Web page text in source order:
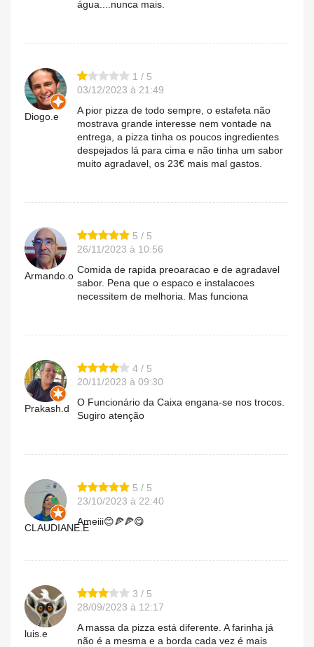
água....nunca mais.
Diogo.e
1 / 5
03/12/2023 à 21:49
A pior pizza de todo sempre, o estafeta não
mostrava grande interesse nem vontade na
entrega, a pizza tinha os poucos ingredientes
despejados lá para cima e não tinha um sabor
muito agradavel, os 23€ mais mal gastos.
Armando.o
5 / 5
26/11/2023 à 10:56
Comida de rapida preoaracao e de agradavel
sabor. Pena que o espaco e instalacoes
necessitem de melhoria. Mas funciona
Prakash.d
4 / 5
20/11/2023 à 09:30
O Funcionário da Caixa engana-se nos trocos.
Sugiro atenção
CLAUDIANE.E
5 / 5
23/10/2023 à 22:40
Ameiii😊🍕🍕😋
luis.e
3 / 5
28/09/2023 à 12:17
A massa da pizza está diferente. A farinha já
não é a mesma e a borda cada vez é mais